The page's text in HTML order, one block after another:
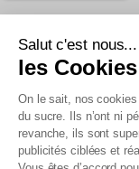
Salut c'est nous...
les
On le sait, nos
du sucre. Ils n’ont ni
revanche, ils sont
publicités ciblées et
Conditions